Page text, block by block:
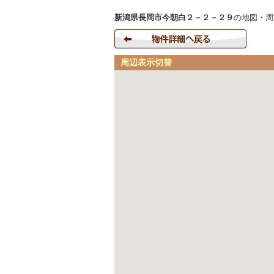
新潟県長岡市今朝白２－２－２９の地図・
周辺表示切替